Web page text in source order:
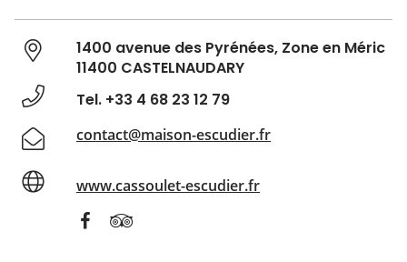
1400 avenue des Pyrénées, Zone en Méric
11400 CASTELNAUDARY
Tel. +33 4 68 23 12 79
contact@maison-escudier.fr
www.cassoulet-escudier.fr